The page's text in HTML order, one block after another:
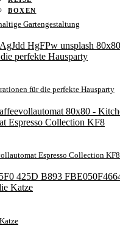
BOXEN
Gartengestaltung
für die perfekte Hausparty
Espresso Collection KF8